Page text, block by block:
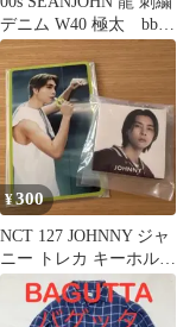
デニム W40 極太 bboy
hiphop
¥300
NCT 127 JOHNNY ジャ
ニー トレカ キーホルダ
ー セット